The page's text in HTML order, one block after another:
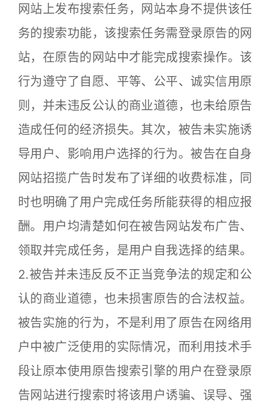
网站上发布搜索任务，网站本身不提供该任
务的搜索功能，该搜索任务需登录原告的网
站，在原告的网站中才能完成搜索操作。该
行为遵守了自愿、平等、公平、诚实信用原
则，并未违反公认的商业道德，也未给原告
造成任何的经济损失。其次，被告未实施诱
导用户、影响用户选择的行为。被告在自身
网站招揽广告时发布了详细的收费标准，同
时也明确了用户完成任务所能获得的相应报
酬。用户均清楚如何在被告网站发布广告、
领取并完成任务，是用户自我选择的结果。
2.被告并未违反反不正当竞争法的规定和公
认的商业道德，也未损害原告的合法权益。
被告实施的行为，不是利用了原告在网络用
户中被广泛使用的实际情况，而利用技术手
段让原本使用原告搜索引擎的用户在登录原
告网站进行搜索时将该用户诱骗、误导、强